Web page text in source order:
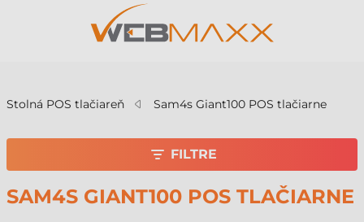
Stolná POS tlačiareň Sam4s Giant100 POS tlačiarne
SAM4S GIANT100 POS TLAČIARNE
FILTRE